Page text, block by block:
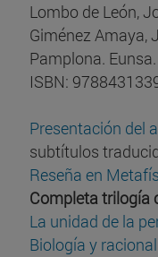
Lombo de León,
Giménez Amaya,
Pamplona.
ISBN:
Presentación del
subtítulos
Reseña en
Completa trilogía
La unidad de la
Biología y